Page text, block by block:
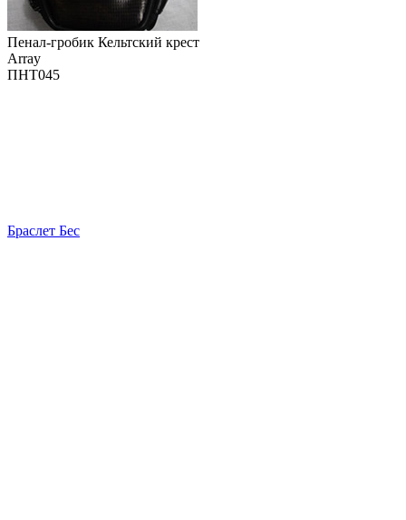
Пенал-гробик Кельтский крест
Array
ПНТ045
Браслет Бес